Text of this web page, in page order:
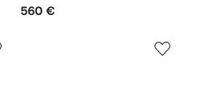
560 €